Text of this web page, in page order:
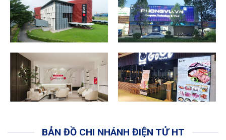
BẢN ĐỒ CHI NHÁNH ĐIỆN TỬ HT